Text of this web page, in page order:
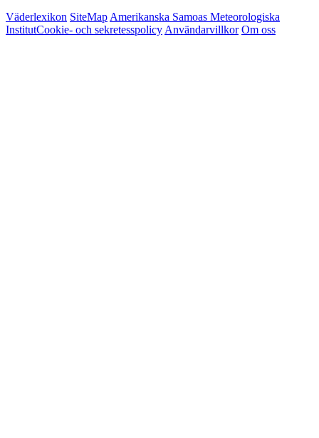
Väderlexikon SiteMap Amerikanska Samoas Meteorologiska
InstitutCookie- och sekretesspolicy Användarvillkor Om oss